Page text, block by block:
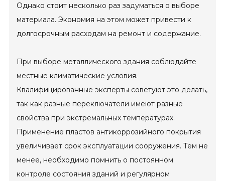
Однако стоит несколько раз задуматься о выборе
материала. Экономия на этом может привести к
долгосрочным расходам на ремонт и содержание.
При выборе металлического здания соблюдайте
местные климатические условия.
Квалифицированные эксперты советуют это делать,
так как разные переключатели имеют разные
свойства при экстремальных температурах.
Применение пластов антикоррозийного покрытия
увеличивает срок эксплуатации сооружения. Тем не
менее, необходимо помнить о постоянном
контроле состояния зданий и регулярном